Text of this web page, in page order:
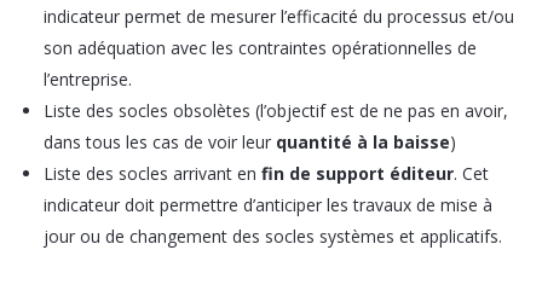
indicateur permet de mesurer l’efficacité du processus et/ou
son adéquation avec les contraintes opérationnelles de
l’entreprise.
Liste des socles obsolètes (l’objectif est de ne pas en avoir,
dans tous les cas de voir leur quantité à la baisse)
Liste des socles arrivant enfin de support éditeur. Cet
indicateur doit permettre d’anticiper les travaux de mise à
jour ou de changement des socles systèmes et applicatifs.